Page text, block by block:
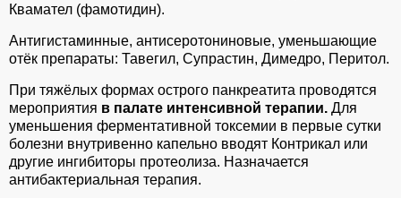
Квамател (фамотидин).
Антигистаминные, антисеротониновые, уменьшающие
отёк препараты: Тавегил, Супрастин, Димедро, Перитол.
При тяжёлых формах острого панкреатита проводятся
мероприятия в палате интенсивной терапии. Для
уменьшения ферментативной токсемии в первые сутки
болезни внутривенно капельно вводят Контрикал или
другие ингибиторы протеолиза. Назначается
антибактериальная терапия.